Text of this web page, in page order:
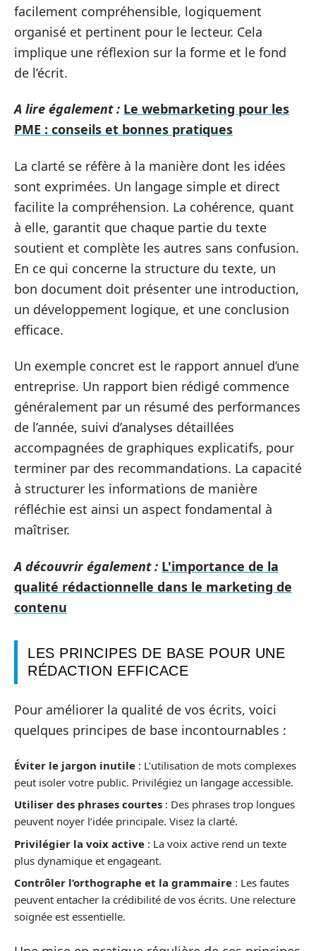
facilement compréhensible, logiquement
organisé et pertinent pour le lecteur. Cela
implique une réflexion sur la forme et le fond
de l’écrit.
A lire également : Le webmarketing pour les
PME : conseils et bonnes pratiques
La clarté se réfère à la manière dont les idées
sont exprimées. Un langage simple et direct
facilite la compréhension. La cohérence, quant
à elle, garantit que chaque partie du texte
soutient et complète les autres sans confusion.
En ce qui concerne la structure du texte, un
bon document doit présenter une introduction,
un développement logique, et une conclusion
efficace.
Un exemple concret est le rapport annuel d’une
entreprise. Un rapport bien rédigé commence
généralement par un résumé des performances
de l’année, suivi d’analyses détaillées
accompagnées de graphiques explicatifs, pour
terminer par des recommandations. La capacité
à structurer les informations de manière
réfléchie est ainsi un aspect fondamental à
maîtriser.
A découvrir également : L'importance de la
qualité rédactionnelle dans le marketing de
contenu
LES PRINCIPES DE BASE POUR UNE
RÉDACTION EFFICACE
Pour améliorer la qualité de vos écrits, voici
quelques principes de base incontournables :
Éviter le jargon inutile : L’utilisation de mots complexes
peut isoler votre public. Privilégiez un langage accessible.
Utiliser des phrases courtes : Des phrases trop longues
peuvent noyer l’idée principale. Visez la clarté.
Privilégier la voix active : La voix active rend un texte
plus dynamique et engageant.
Contrôler l’orthographe et la grammaire : Les fautes
peuvent entacher la crédibilité de vos écrits. Une relecture
soignée est essentielle.